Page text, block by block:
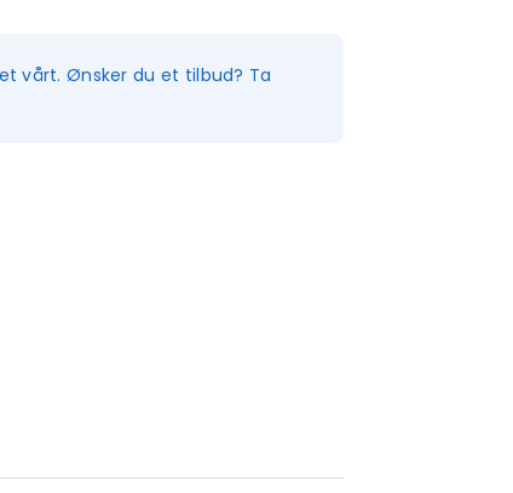
vårt. Ønsker du et tilbud? Ta